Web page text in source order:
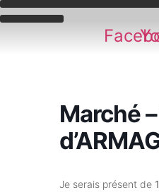
Aller
au
Marché
Je serais présent de